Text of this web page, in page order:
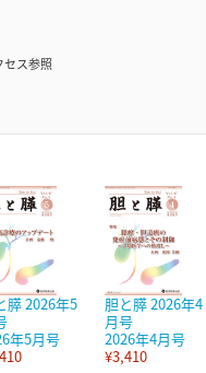
ス参照
膵 2026年5
年5月号
胆と膵 2026年4
月号
2026年4月号
¥3,410